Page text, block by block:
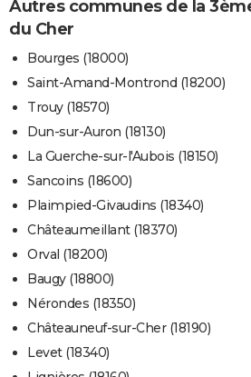
Autres communes de la
du Cher
Bourges (18000)
Saint-Amand-Montrond (18200)
Trouy (18570)
Dun-sur-Auron (18130)
La Guerche-sur-l'Aubois (18150)
Sancoins (18600)
Plaimpied-Givaudins (18340)
Châteaumeillant (18370)
Orval (18200)
Baugy (18800)
Nérondes (18350)
Châteauneuf-sur-Cher (18190)
Levet (18340)